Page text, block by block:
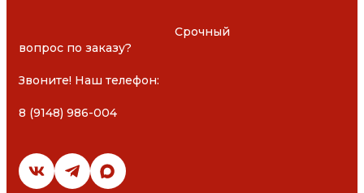
вопрос по заказу?
Звоните! Наш телефон:
8 (9148) 986-004